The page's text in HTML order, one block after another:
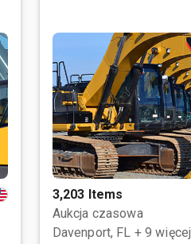
3,203 Items
Aukcja czasowa
Davenport, FL + 9 więcej